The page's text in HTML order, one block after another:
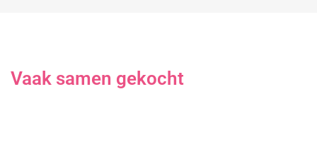
Vaak samen gekocht